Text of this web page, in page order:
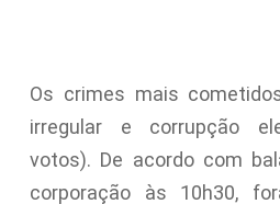
Os crimes mais
irregular e corrupção
votos). De acordo com
corporação às 10h30,